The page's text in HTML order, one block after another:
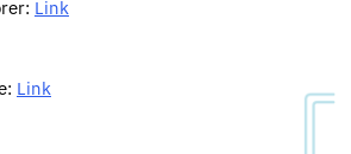
Link
Link